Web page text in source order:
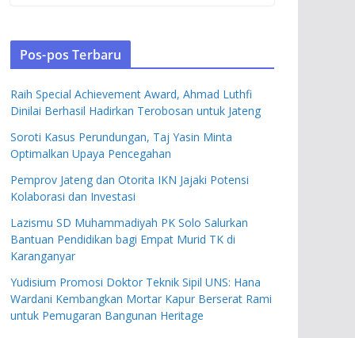
Pos-pos Terbaru
Raih Special Achievement Award, Ahmad Luthfi
Dinilai Berhasil Hadirkan Terobosan untuk Jateng
Soroti Kasus Perundungan, Taj Yasin Minta
Optimalkan Upaya Pencegahan
Pemprov Jateng dan Otorita IKN Jajaki Potensi
Kolaborasi dan Investasi
Lazismu SD Muhammadiyah PK Solo Salurkan
Bantuan Pendidikan bagi Empat Murid TK di
Karanganyar
Yudisium Promosi Doktor Teknik Sipil UNS: Hana
Wardani Kembangkan Mortar Kapur Berserat Rami
untuk Pemugaran Bangunan Heritage